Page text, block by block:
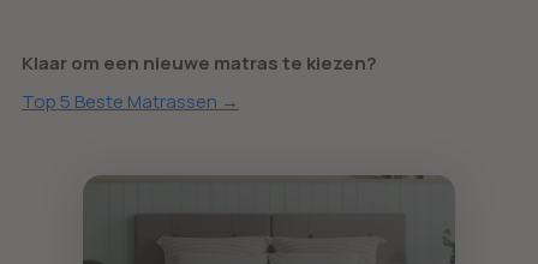
Klaar om een nieuwe matras te kiezen?
Top 5 Beste Matrassen →